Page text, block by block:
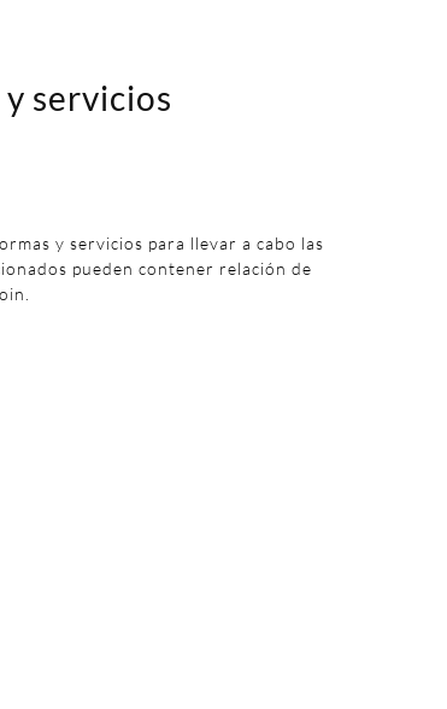
servicios
y servicios para llevar a cabo las
pueden contener relación de